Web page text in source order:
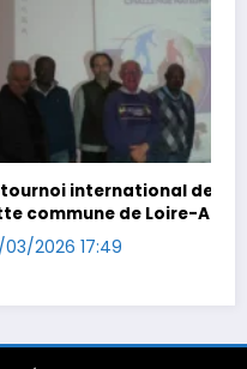
en marchant dans